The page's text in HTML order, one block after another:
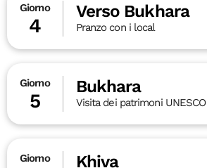
Giorno
4
Verso Bukhara
Pranzo con i local
Giorno
5
Bukhara
Visita dei patrimoni UNESCO
Giorno Khiva